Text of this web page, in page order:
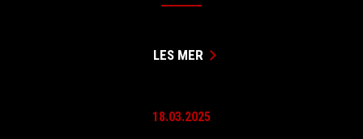
LES MER
18.03.2025